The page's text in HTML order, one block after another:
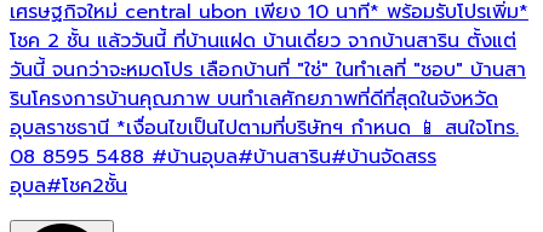
เศรษฐกิจใหม่ central ubon เพียง 10 นาที* พร้อมรับโปรเพิ่ม*
โชค 2 ชั้น แล้ววันนี้ ที่บ้านแฝด บ้านเดี่ยว จากบ้านสาริน ตั้งแต่
วันนี้ จนกว่าจะหมดโปร เลือกบ้านที่ "ใช่" ในทำเลที่ "ชอบ" บ้านสา
รินโครงการบ้านคุณภาพ บนทำเลศักยภาพที่ดีที่สุดในจังหวัด
อุบลราชธานี *เงื่อนไขเป็นไปตามที่บริษัทฯ กำหนด 📱 สนใจโทร.
08 8595 5488#บ้านอุบล#บ้านสาริน#บ้านจัดสรร
อุบล#โชค2ชั้น